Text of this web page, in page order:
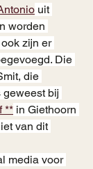
uit
worden
zijn er
Die
die
bij
** in Giethoorn
van dit
media voor